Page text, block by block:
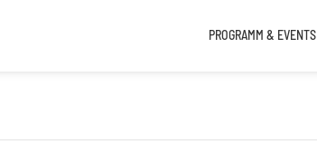
PROGRAMM & EVENTS